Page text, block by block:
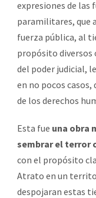
expresiones de las
paramilitares, que
fuerza pública, al
propósito diversos
del poder judicial,
en no pocos
de los derechos
Esta fue una obra
sembrar el terror
con el propósito
Atrato en un
despojaran estas